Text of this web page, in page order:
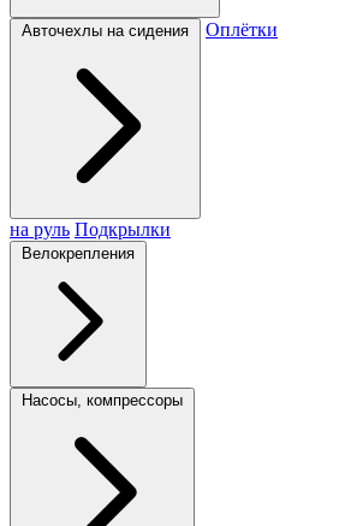
Авточехлы на сидения Оплётки
на руль Подкрылки
Велокрепления
Насосы, компрессоры